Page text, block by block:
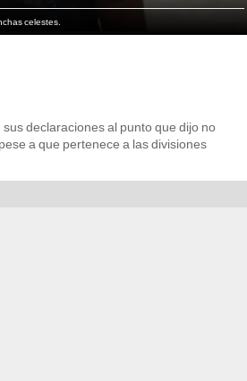
celestes.
sus declaraciones al punto que dijo no
, pese a que pertenece a las divisiones